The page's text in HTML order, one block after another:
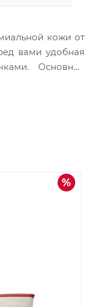
кожи от
вами удобная
Основное
или особый
Скидка
50%